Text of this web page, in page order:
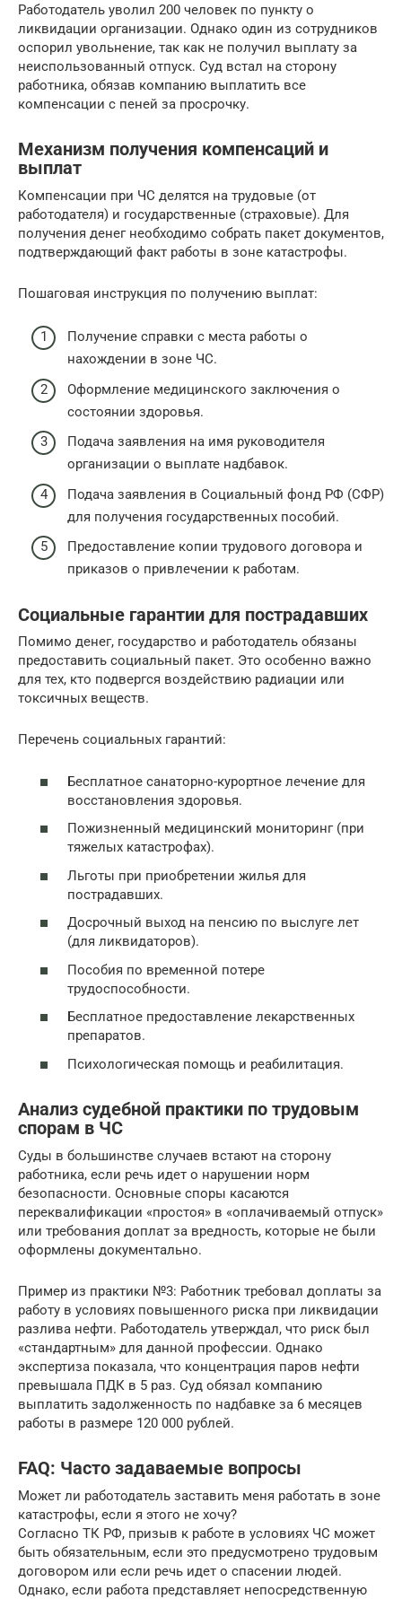
Работодатель уволил 200 человек по пункту о
ликвидации организации. Однако один из сотрудников
оспорил увольнение, так как не получил выплату за
неиспользованный отпуск. Суд встал на сторону
работника, обязав компанию выплатить все
компенсации с пеней за просрочку.
Механизм получения компенсаций и
выплат
Компенсации при ЧС делятся на трудовые (от
работодателя) и государственные (страховые). Для
получения денег необходимо собрать пакет документов,
подтверждающий факт работы в зоне катастрофы.
Пошаговая инструкция по получению выплат:
Получение справки с места работы о
нахождении в зоне ЧС.
Оформление медицинского заключения о
состоянии здоровья.
Подача заявления на имя руководителя
организации о выплате надбавок.
Подача заявления в Социальный фонд РФ (СФР)
для получения государственных пособий.
Предоставление копии трудового договора и
приказов о привлечении к работам.
Социальные гарантии для пострадавших
Помимо денег, государство и работодатель обязаны
предоставить социальный пакет. Это особенно важно
для тех, кто подвергся воздействию радиации или
токсичных веществ.
Перечень социальных гарантий:
Бесплатное санаторно-курортное лечение для
восстановления здоровья.
Пожизненный медицинский мониторинг (при
тяжелых катастрофах).
Льготы при приобретении жилья для
пострадавших.
Досрочный выход на пенсию по выслуге лет
(для ликвидаторов).
Пособия по временной потере
трудоспособности.
Бесплатное предоставление лекарственных
препаратов.
Психологическая помощь и реабилитация.
Анализ судебной практики по трудовым
спорам в ЧС
Суды в большинстве случаев встают на сторону
работника, если речь идет о нарушении норм
безопасности. Основные споры касаются
переквалификации «простоя» в «оплачиваемый отпуск»
или требования доплат за вредность, которые не были
оформлены документально.
Пример из практики №3: Работник требовал доплаты за
работу в условиях повышенного риска при ликвидации
разлива нефти. Работодатель утверждал, что риск был
«стандартным» для данной профессии. Однако
экспертиза показала, что концентрация паров нефти
превышала ПДК в 5 раз. Суд обязал компанию
выплатить задолженность по надбавке за 6 месяцев
работы в размере 120 000 рублей.
FAQ: Часто задаваемые вопросы
Может ли работодатель заставить меня работать в зоне
катастрофы, если я этого не хочу?
Согласно ТК РФ, призыв к работе в условиях ЧС может
быть обязательным, если это предусмотрено трудовым
договором или если речь идет о спасении людей.
Однако, если работа представляет непосредственную